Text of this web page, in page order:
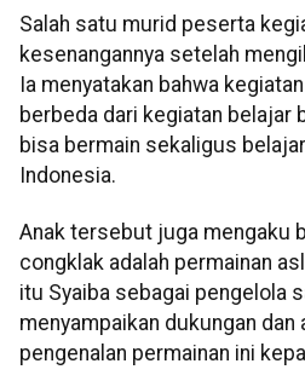
Salah satu murid peserta
kesenangannya setelah
Ia menyatakan bahwa
berbeda dari kegiatan belajar
bisa bermain sekaligus
Indonesia.
Anak tersebut juga mengaku
congklak adalah permainan
itu Syaiba sebagai pengelola
menyampaikan dukungan dan
pengenalan permainan ini